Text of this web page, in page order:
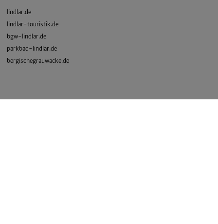
lindlar.de
lindlar-touristik.de
bgw-lindlar.de
parkbad-lindlar.de
bergischegrauwacke.de